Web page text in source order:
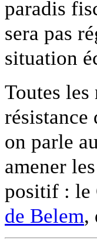
paradis
sera pas
situation
Toutes les
résistance
on parle
amener
positif : le
de Belem,